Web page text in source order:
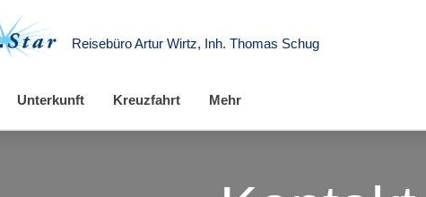
Reisebüro Artur Wirtz, Inh. Thomas Schug
Unterkunft Kreuzfahrt Mehr